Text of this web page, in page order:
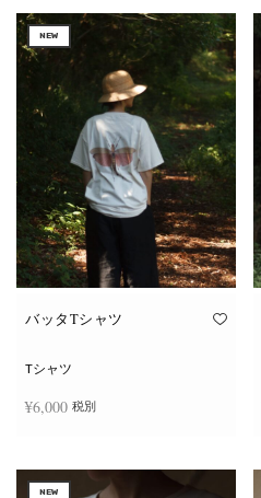
の
商
品
に
は
複
数
の
バ
リ
エ
ー
シ
ョ
ま
ジ
NEW
バッタTシャツ
Tシャツ
¥6,000 税別
の
NEW